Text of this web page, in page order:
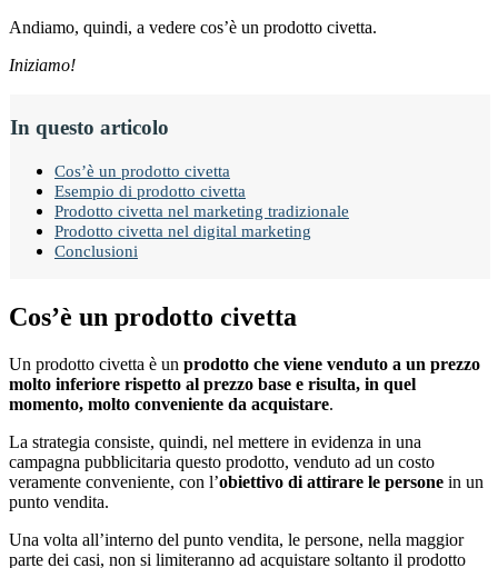
Andiamo, quindi, a vedere cos’è un prodotto civetta.
Iniziamo!
In questo articolo
Cos’è un prodotto civetta
Esempio di prodotto civetta
Prodotto civetta nel marketing tradizionale
Prodotto civetta nel digital marketing
Conclusioni
Cos’è un prodotto civetta
Un prodotto civetta è un prodotto che viene venduto a un prezzo
molto inferiore rispetto al prezzo base e risulta, in quel
momento, molto conveniente da acquistare.
La strategia consiste, quindi, nel mettere in evidenza in una
campagna pubblicitaria questo prodotto, venduto ad un costo
veramente conveniente, con l’obiettivo di attirare le persone in un
punto vendita.
Una volta all’interno del punto vendita, le persone, nella maggior
parte dei casi, non si limiteranno ad acquistare soltanto il prodotto